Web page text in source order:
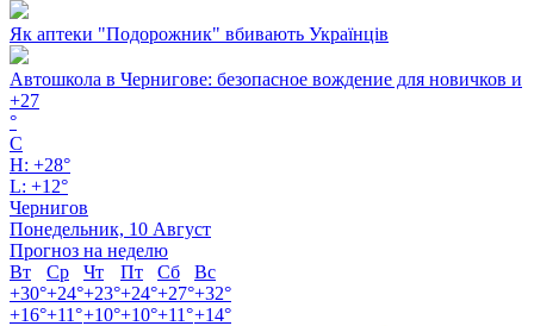
Як аптеки "Подорожник" вбивають Українців
Автошкола в Чернигове: безопасное вождение для новичков и
+27
°
C
H: +28°
L: +12°
Чернигов
Понедельник, 10 Август
Прогноз на неделю
Вт
Ср Чт Пт Сб
Вс
+30°+24°+23°+24°+27°+32°
+16°+11°+10°+10°+11°+14°